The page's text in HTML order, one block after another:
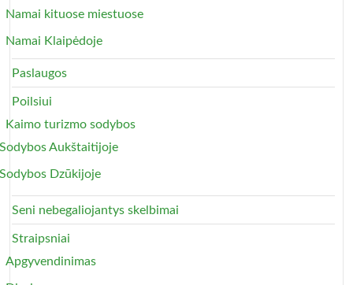
Namai kituose miestuose
Namai Klaipėdoje
Paslaugos
Poilsiui
Kaimo turizmo sodybos
Sodybos Aukštaitijoje
Sodybos Dzūkijoje
Seni nebegaliojantys skelbimai
Straipsniai
Apgyvendinimas